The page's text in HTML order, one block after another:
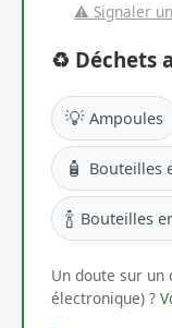
⚠️ Signaler
♻️ Déchets
💡 Ampoules
🧴 Bouteilles
🍾 Bouteilles
Un doute sur un
électronique) ?